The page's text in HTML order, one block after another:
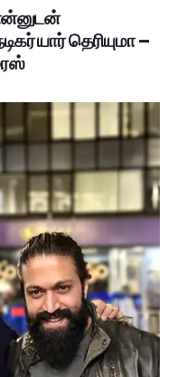
யார் தெரியுமா –